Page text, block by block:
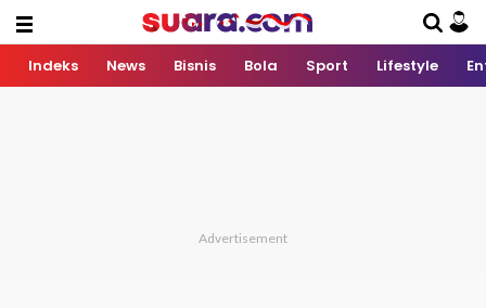
Indeks News Bisnis Bola Sport Lifestyle